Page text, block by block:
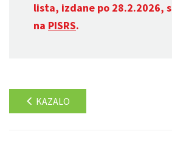
lista, izdane po 28.2.2026,
na PISRS.
KAZALO